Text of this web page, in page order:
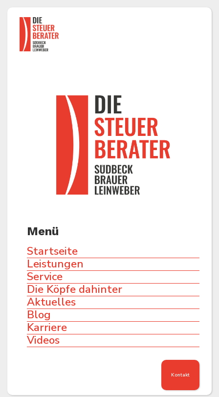
Menü
Startseite
Leistungen
Service
Die Köpfe dahinter
Aktuelles
Blog
Karriere
Videos
Kontakt